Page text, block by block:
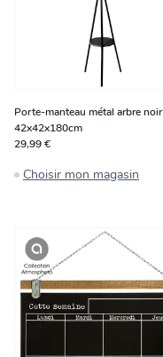
Porte-manteau métal arbre noir
42x42x180cm
29,99 €
Choisir mon magasin